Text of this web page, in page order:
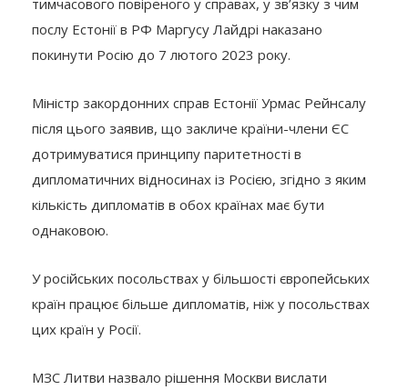
послу Естонії в РФ Маргусу Лайдрі наказано
покинути Росію до 7 лютого 2023 року.
Міністр закордонних справ Естонії Урмас Рейнсалу
після цього заявив, що закличе країни-члени ЄС
дотримуватися принципу паритетності в
дипломатичних відносинах із Росією, згідно з яким
кількість дипломатів в обох країнах має бути
однаковою.
У російських посольствах у більшості європейських
країн працює більше дипломатів, ніж у посольствах
цих країн у Росії.
МЗС Литви назвало рішення Москви вислати